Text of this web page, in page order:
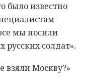
было известно
мы носили
русских солдат».